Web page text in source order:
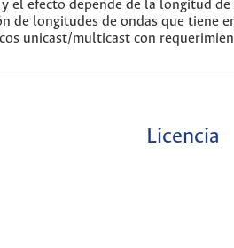
el efecto depende de la longitud
de longitudes de ondas que tiene
unicast/multicast con
Licencia